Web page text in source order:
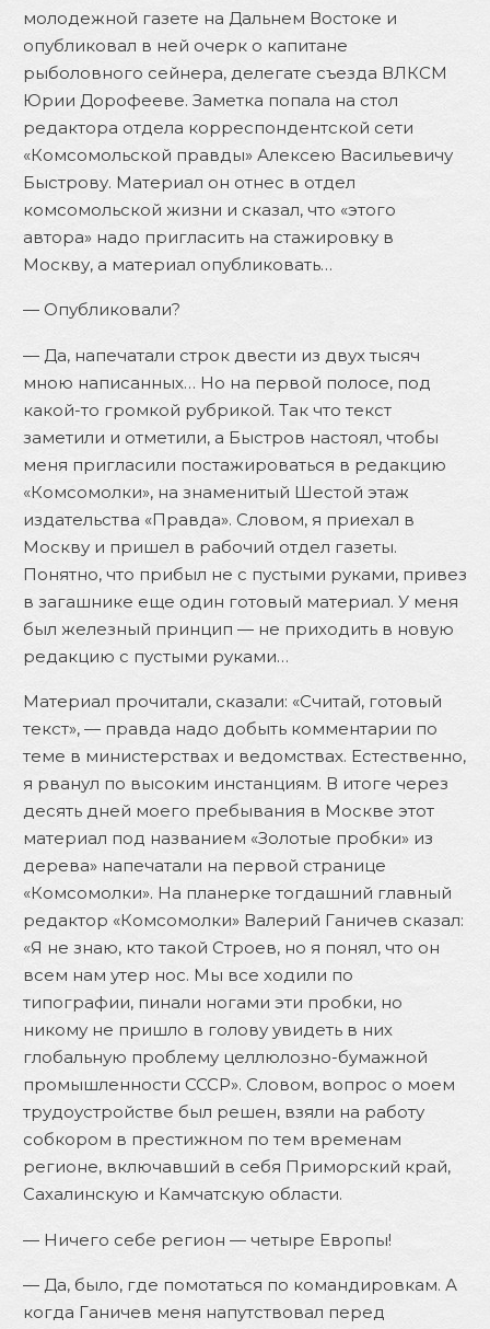
молодежной газете на Дальнем Востоке и
опубликовал в ней очерк о капитане
рыболовного сейнера, делегате съезда ВЛКСМ
Юрии Дорофееве. Заметка попала на стол
редактора отдела корреспондентской сети
«Комсомольской правды» Алексею Васильевичу
Быстрову. Материал он отнес в отдел
комсомольской жизни и сказал, что «этого
автора» надо пригласить на стажировку в
Москву, а материал опубликовать…
— Опубликовали?
— Да, напечатали строк двести из двух тысяч
мною написанных… Но на первой полосе, под
какой-то громкой рубрикой. Так что текст
заметили и отметили, а Быстров настоял, чтобы
меня пригласили постажироваться в редакцию
«Комсомолки», на знаменитый Шестой этаж
издательства «Правда». Словом, я приехал в
Москву и пришел в рабочий отдел газеты.
Понятно, что прибыл не с пустыми руками, привез
в загашнике еще один готовый материал. У меня
был железный принцип — не приходить в новую
редакцию с пустыми руками…
Материал прочитали, сказали: «Считай, готовый
текст», — правда надо добыть комментарии по
теме в министерствах и ведомствах. Естественно,
я рванул по высоким инстанциям. В итоге через
десять дней моего пребывания в Москве этот
материал под названием «Золотые пробки» из
дерева» напечатали на первой странице
«Комсомолки». На планерке тогдашний главный
редактор «Комсомолки» Валерий Ганичев сказал:
«Я не знаю, кто такой Строев, но я понял, что он
всем нам утер нос. Мы все ходили по
типографии, пинали ногами эти пробки, но
никому не пришло в голову увидеть в них
глобальную проблему целлюлозно-бумажной
промышленности СССР». Словом, вопрос о моем
трудоустройстве был решен, взяли на работу
собкором в престижном по тем временам
регионе, включавший в себя Приморский край,
Сахалинскую и Камчатскую области.
— Ничего себе регион — четыре Европы!
— Да, было, где помотаться по командировкам. А
когда Ганичев меня напутствовал перед